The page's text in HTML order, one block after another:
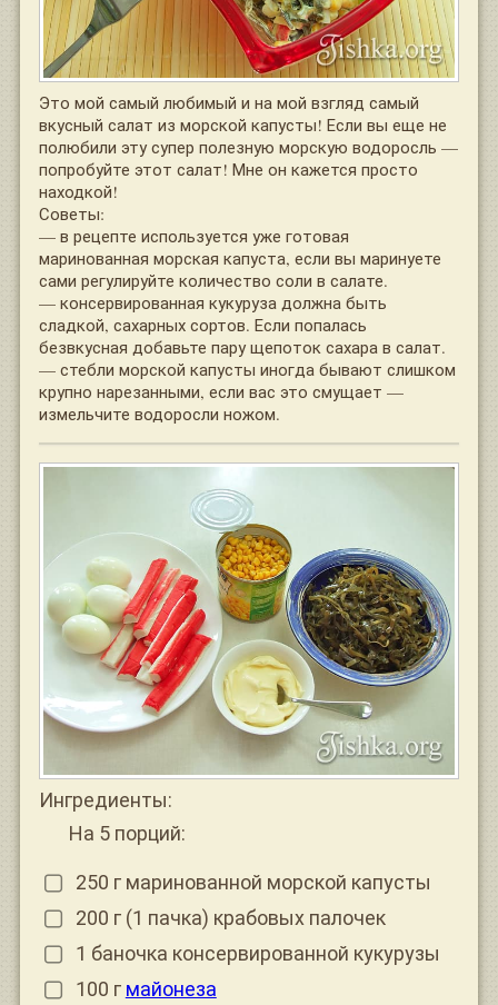
Это мой самый любимый и на мой взгляд самый
вкусный салат из морской капусты! Если вы еще не
полюбили эту супер полезную морскую водоросль —
попробуйте этот салат! Мне он кажется просто
находкой!
Советы:
— в рецепте используется уже готовая
маринованная морская капуста, если вы маринуете
сами регулируйте количество соли в салате.
— консервированная кукуруза должна быть
сладкой, сахарных сортов. Если попалась
безвкусная добавьте пару щепоток сахара в салат.
— стебли морской капусты иногда бывают слишком
крупно нарезанными, если вас это смущает —
измельчите водоросли ножом.
Ингредиенты:
На 5 порций:
250 г маринованной морской капусты
200 г (1 пачка) крабовых палочек
1 баночка консервированной кукурузы
100 г майонеза